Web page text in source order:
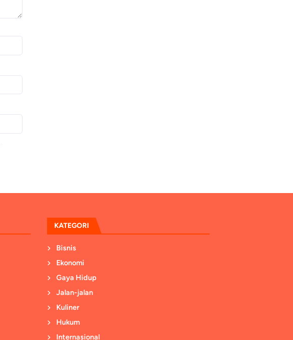
KATEGORI
Bisnis
Ekonomi
Gaya Hidup
Jalan-jalan
Kuliner
Hukum
Internasional